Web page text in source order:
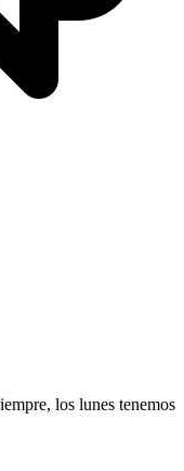
los lunes tenemos